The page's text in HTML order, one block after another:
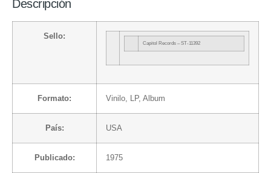
Descripción
Sello:
Capitol Records – ST-11392
Formato: Vinilo, LP, Album
País: USA
Publicado: 1975